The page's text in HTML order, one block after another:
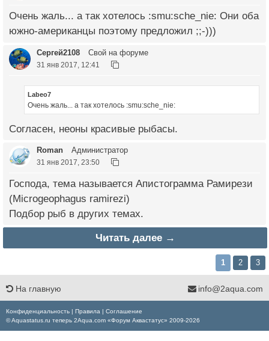
Очень жаль... а так хотелось :smu:sche_nie: Они оба
южно-американцы поэтому предложил ;;-)))
Сергей2108 Свой на форуме
31 янв 2017, 12:41
Labeo7
Очень жаль... а так хотелось :smu:sche_nie:
Согласен, неоны красивые рыбасы.
Roman Администратор
31 янв 2017, 23:50
Господа, тема называется Апистограмма Рамирези
(Microgeophagus ramirezi)
Подбор рыб в других темах.
Читать далее →
1 2 3
На главную info@2aqua.com
Конфиденциальность | Правила | Соглашение
© Aquastatus.ru теперь 2Aqua.com «Форум Аквастатус» 2009-2026